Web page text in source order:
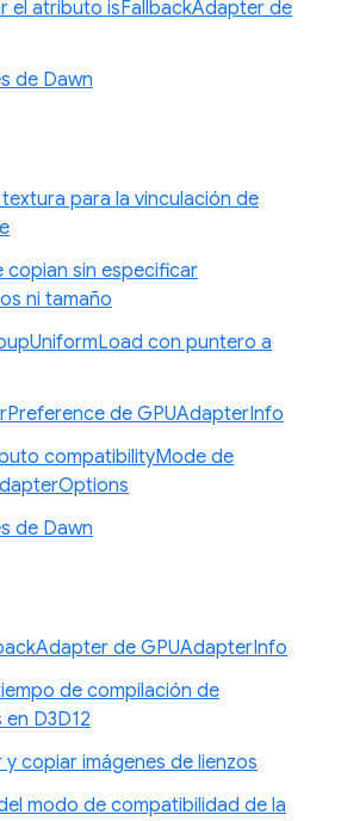
el atributo isFallbackAdapter de
de Dawn
para la vinculación de
copian sin especificar
ni tamaño
con puntero a
de GPUAdapterInfo
compatibilityMode de
de Dawn
de GPUAdapterInfo
de compilación de
D3D12
copiar imágenes de lienzos
modo de compatibilidad de la